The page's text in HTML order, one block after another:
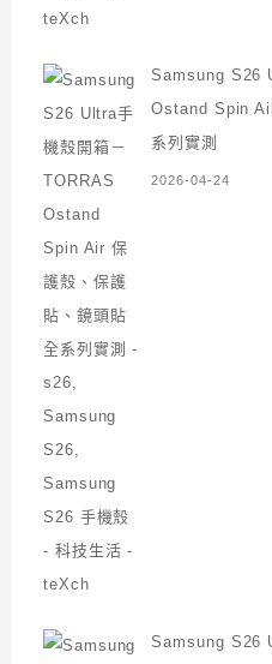
Samsung S26
Ostand Spin
系列實測
2026-04-24
Samsung S26